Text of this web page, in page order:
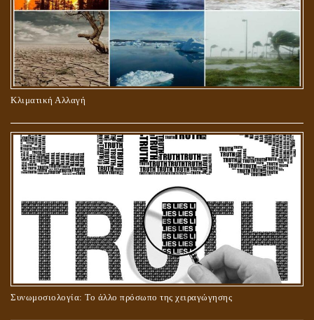
Κλιματική Αλλαγή
Συνωμοσιολογία: Το άλλο πρόσωπο της χειραγώγησης
ΠΕΡΙ ΠΡΟΣΕΥΧΗΣ, ΝΗΣΤΕΙΑΣ ΚΑΙ ΕΛΕΗΜΟΣΥΝΗΣ
ΣΤΑΥΡΩΣΗ ΤΟΥ ΧΡΙΣΤΟΥ: ΜΥΘΟΣ Ή ΠΡΑΓΜΑΤΙΚΟΤΗΤΑ;